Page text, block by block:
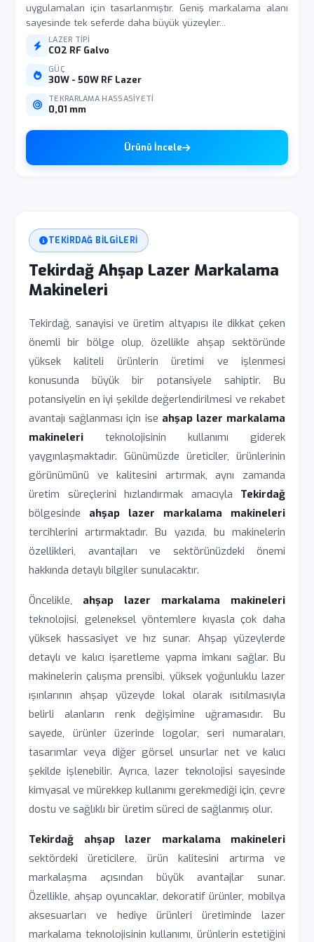
uygulamaları için tasarlanmıştır. Geniş markalama alanı
sayesinde tek seferde daha büyük yüzeyler...
LAZER TIPI
CO2 RF Galvo
GÜÇ
30W - 50W RF Lazer
TEKRARLAMA HASSASIYETI
0,01 mm
Ürünü İncele
TEKIRDAĞ BILGILERI
Tekirdağ Ahşap Lazer Markalama
Makineleri
Tekirdağ, sanayisi ve üretim altyapısı ile dikkat çeken
önemli bir bölge olup, özellikle ahşap sektöründe
yüksek kaliteli ürünlerin üretimi ve işlenmesi
konusunda büyük bir potansiyele sahiptir. Bu
potansiyelin en iyi şekilde değerlendirilmesi ve rekabet
avantajı sağlanması için ise ahşap lazer markalama
makineleri teknolojisinin kullanımı giderek
yaygınlaşmaktadır. Günümüzde üreticiler, ürünlerinin
görünümünü ve kalitesini artırmak, aynı zamanda
üretim süreçlerini hızlandırmak amacıyla Tekirdağ
bölgesinde ahşap lazer markalama makineleri
tercihlerini artırmaktadır. Bu yazıda, bu makinelerin
özellikleri, avantajları ve sektörünüzdeki önemi
hakkında detaylı bilgiler sunulacaktır.
Öncelikle, ahşap lazer markalama makineleri
teknolojisi, geleneksel yöntemlere kıyasla çok daha
yüksek hassasiyet ve hız sunar. Ahşap yüzeylerde
detaylı ve kalıcı işaretleme yapma imkanı sağlar. Bu
makinelerin çalışma prensibi, yüksek yoğunluklu lazer
ışınlarının ahşap yüzeyde lokal olarak ısıtılmasıyla
belirli alanların renk değişimine uğramasıdır. Bu
sayede, ürünler üzerinde logolar, seri numaraları,
tasarımlar veya diğer görsel unsurlar net ve kalıcı
şekilde işlenebilir. Ayrıca, lazer teknolojisi sayesinde
kimyasal ve mürekkep kullanımı gerekmediği için, çevre
dostu ve sağlıklı bir üretim süreci de sağlanmış olur.
Tekirdağ ahşap lazer markalama makineleri
sektördeki üreticilere, ürün kalitesini artırma ve
markalaşma açısından büyük avantajlar sunar.
Özellikle, ahşap oyuncaklar, dekoratif ürünler, mobilya
aksesuarları ve hediye ürünleri üretiminde lazer
markalama teknolojisinin kullanımı, ürünlerin estetiğini